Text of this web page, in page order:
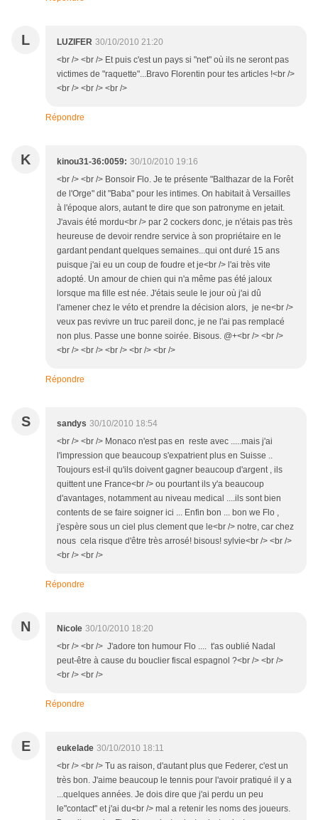
L LUZIFER 30/10/2010 21:20
<br /> <br /> Et puis c'est un pays si "net" où ils ne seront pas
victimes de "raquette"...Bravo Florentin pour tes articles !<br />
<br /> <br /> <br />
Répondre
K kinou31-36:0059: 30/10/2010 19:16
<br /> <br /> Bonsoir Flo. Je te présente "Balthazar de la Forêt
de l'Orge" dit "Baba" pour les intimes. On habitait à Versailles
à l'époque alors, autant te dire que son patronyme en jetait.
J'avais été mordu<br /> par 2 cockers donc, je n'étais pas très
heureuse de devoir rendre service à son propriétaire en le
gardant pendant quelques semaines...qui ont duré 15 ans
puisque j'ai eu un coup de foudre et je<br /> l'ai très vite
adopté. Un amour de chien qui n'a même pas été jaloux
lorsque ma fille est née. J'étais seule le jour où j'ai dû
l'amener chez le véto et prendre la décision alors, je ne<br />
veux pas revivre un truc pareil donc, je ne l'ai pas remplacé
non plus. Passe une bonne soirée. Bisous. @+<br /> <br />
<br /> <br /> <br /> <br /> <br />
Répondre
S sandys 30/10/2010 18:54
<br /> <br /> Monaco n'est pas en reste avec .....mais j'ai
l'impression que beaucoup s'expatrient plus en Suisse ..
Toujours est-il qu'ils doivent gagner beaucoup d'argent , ils
quittent une France<br /> ou pourtant ils y'a beaucoup
d'avantages, notamment au niveau medical ....ils sont bien
contents de se faire soigner ici ... Enfin bon ... bon we Flo ,
j'espère sous un ciel plus clement que le<br /> notre, car chez
nous cela risque d'être très arrosé! bisous! sylvie<br /> <br />
<br /> <br />
Répondre
N Nicole 30/10/2010 18:20
<br /> <br /> J'adore ton humour Flo .... t'as oublié Nadal
peut-être à cause du bouclier fiscal espagnol ?<br /> <br />
<br /> <br />
Répondre
E eukelade 30/10/2010 18:11
<br /> <br /> Tu as raison, d'autant plus que Federer, c'est un
très bon. J'aime beaucoup le tennis pour l'avoir pratiqué il y a
...quelques années. Je dois dire que j'ai perdu un peu
le"contact" et j'ai du<br /> mal a retenir les noms des joueurs.